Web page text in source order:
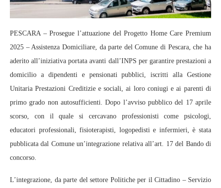
PESCARA – Prosegue l’attuazione del Progetto Home Care Premium
2025 – Assistenza Domiciliare, da parte del Comune di Pescara, che ha
aderito all’iniziativa portata avanti dall’INPS per garantire prestazioni a
domicilio a dipendenti e pensionati pubblici, iscritti alla Gestione
Unitaria Prestazioni Creditizie e sociali, ai loro coniugi e ai parenti di
primo grado non autosufficienti. Dopo l’avviso pubblico del 17 aprile
scorso, con il quale si cercavano professionisti come psicologi,
educatori professionali, fisioterapisti, logopedisti e infermieri, è stata
pubblicata dal Comune un’integrazione relativa all’art. 17 del Bando di
concorso.
L’integrazione, da parte del settore Politiche per il Cittadino – Servizio